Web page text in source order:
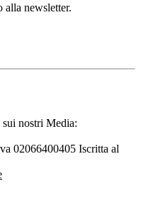
alla newsletter.
nostri Media:
02066400405 Iscritta al